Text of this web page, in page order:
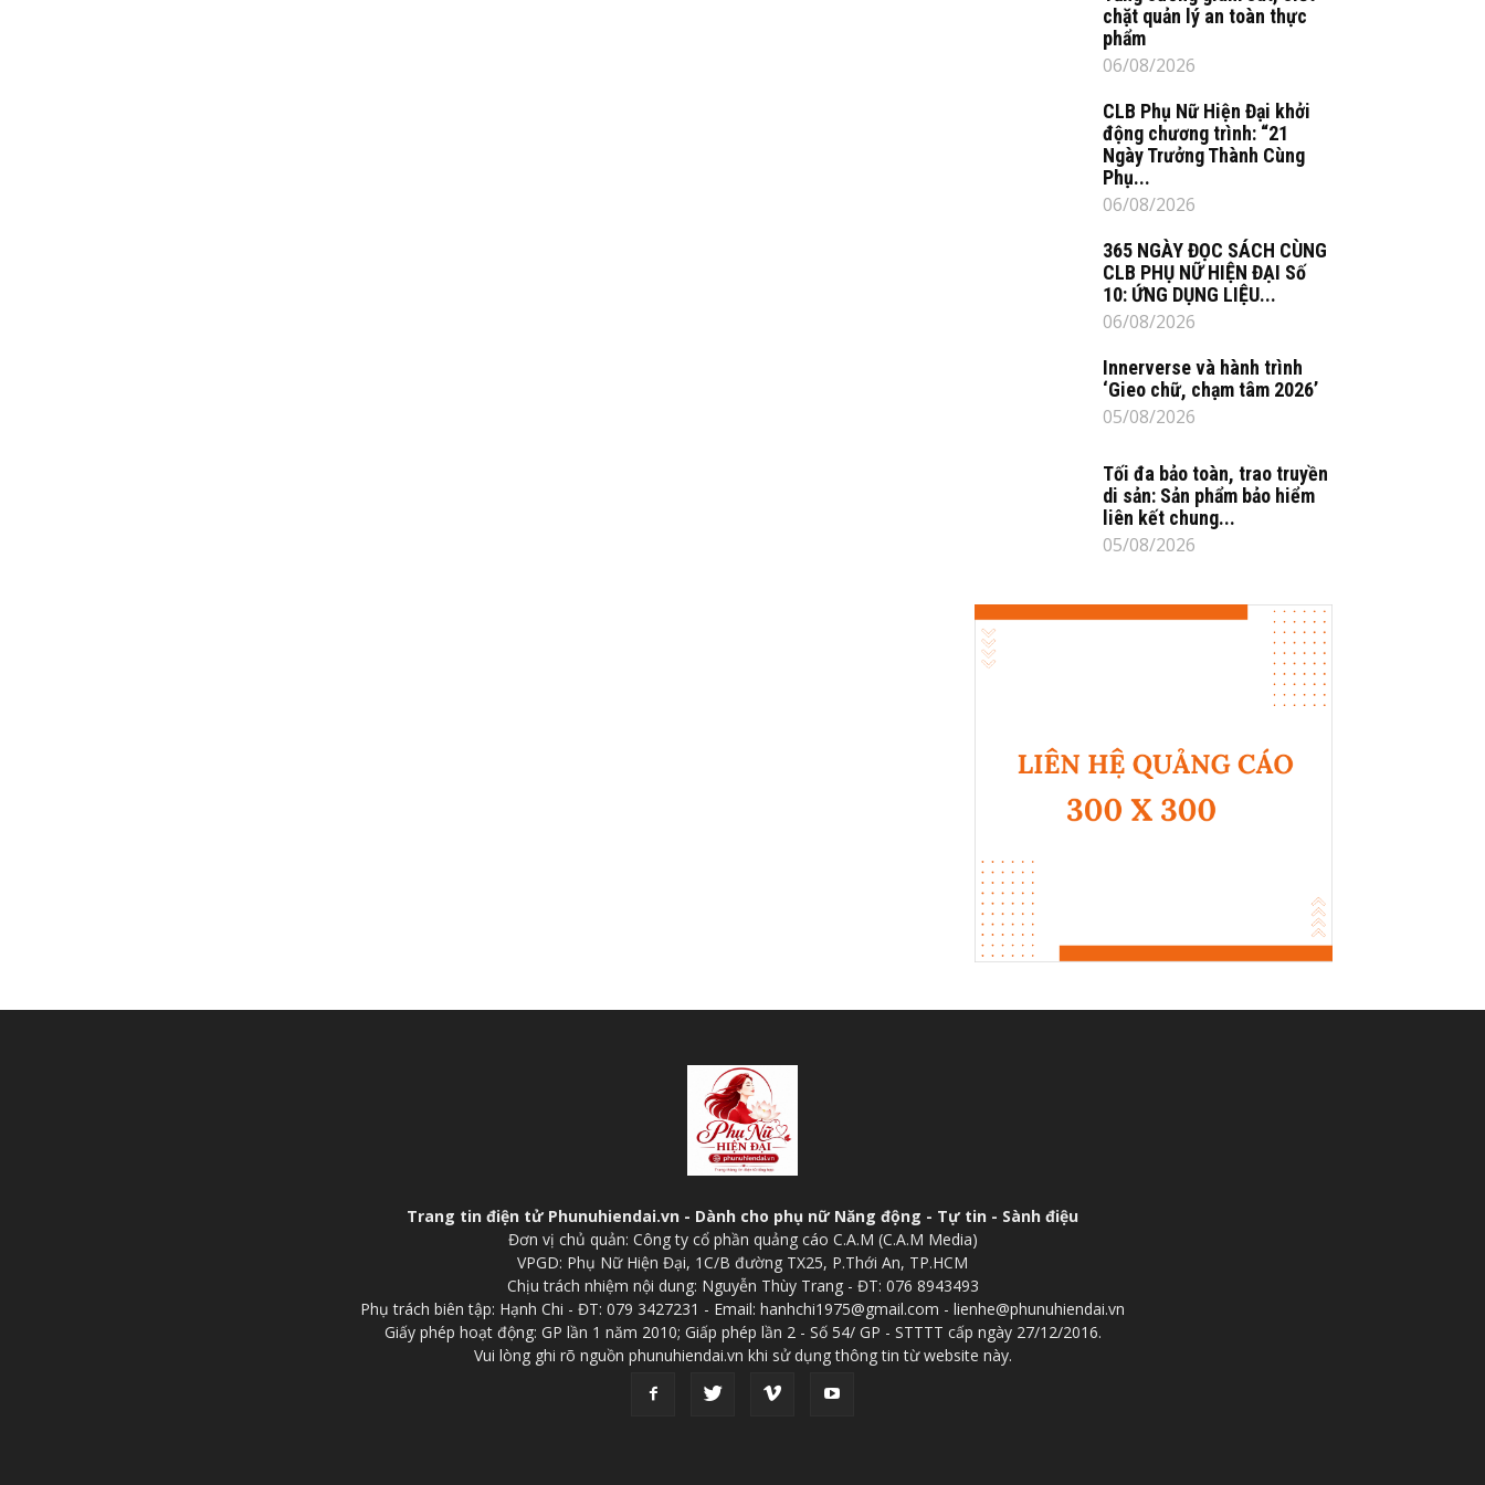
chặt quản lý an toàn thực
phẩm
06/08/2026
CLB Phụ Nữ Hiện Đại khởi
động chương trình: “21
Ngày Trưởng Thành Cùng
Phụ...
06/08/2026
365 NGÀY ĐỌC SÁCH CÙNG
CLB PHỤ NỮ HIỆN ĐẠI Số
10: ỨNG DỤNG LIỆU...
06/08/2026
Innerverse và hành trình
‘Gieo chữ, chạm tâm 2026’
05/08/2026
Tối đa bảo toàn, trao truyền
di sản: Sản phẩm bảo hiểm
liên kết chung...
05/08/2026
Trang tin điện tử Phunuhiendai.vn - Dành cho phụ nữ Năng động - Tự tin - Sành điệu
Đơn vị chủ quản: Công ty cổ phần quảng cáo C.A.M (C.A.M Media)
VPGD: Phụ Nữ Hiện Đại, 1C/B đường TX25, P.Thới An, TP.HCM
Chịu trách nhiệm nội dung: Nguyễn Thùy Trang - ĐT: 076 8943493
Phụ trách biên tập: Hạnh Chi - ĐT: 079 3427231 - Email: hanhchi1975@gmail.com - lienhe@phunuhiendai.vn
Giấy phép hoạt động: GP lần 1 năm 2010; Giấp phép lần 2 - Số 54/ GP - STTTT cấp ngày 27/12/2016.
Vui lòng ghi rõ nguồn phunuhiendai.vn khi sử dụng thông tin từ website này.